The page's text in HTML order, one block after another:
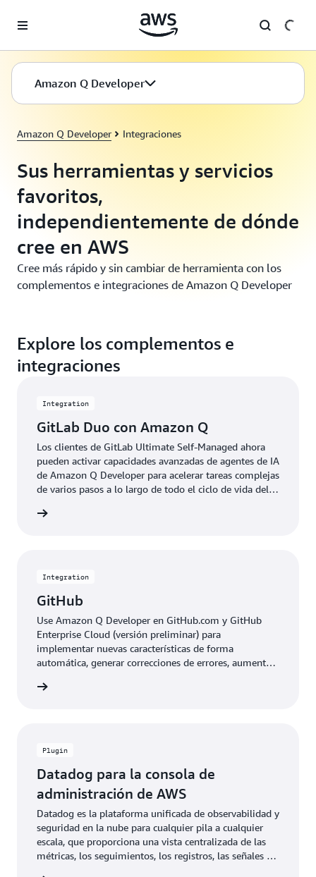
Amazon Q Developer
Amazon Q Developer Integraciones
Sus herramientas y servicios
favoritos,
independientemente de dónde
cree en AWS
Cree más rápido y sin cambiar de herramienta con los
complementos e integraciones de Amazon Q Developer
Explore los complementos e
integraciones
Integration
GitLab Duo con Amazon Q
Los clientes de GitLab Ultimate Self-Managed ahora
pueden activar capacidades avanzadas de agentes de IA
de Amazon Q Developer para acelerar tareas complejas
de varios pasos a lo largo de todo el ciclo de vida del
Integration
GitHub
Use Amazon Q Developer en GitHub.com y GitHub
Enterprise Cloud (versión preliminar) para
implementar nuevas características de forma
automática, generar correcciones de errores, aumentar
el código de todas las nuevas solicitudes de extracción
Plugin
Datadog para la consola de
administración de AWS
Datadog es la plataforma unificada de observabilidad y
seguridad en la nube para cualquier pila a cualquier
escala, que proporciona una vista centralizada de las
métricas, los seguimientos, los registros, las señales de